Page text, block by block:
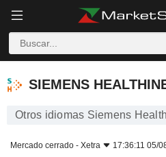
SIEMENS HEALTHINEERS
SIEMENS
Otros idiomas Siemens
Mercado cerrado - Xetra 17:36:11 05/